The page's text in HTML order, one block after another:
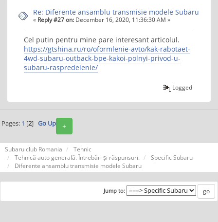
Re: Diferente ansamblu transmisie modele Subaru
« Reply #27 on: December 16, 2020, 11:36:30 AM »
Cel putin pentru mine pare interesant articolul.
https://gtshina.ru/ro/oformlenie-avto/kak-rabotaet-
4wd-subaru-outback-bpe-kakoi-polnyi-privod-u-
subaru-raspredelenie/
Logged
+
Pages: 1 [2] Go Up
Subaru club Romania
Tehnic
Tehnicã auto generalã. Întrebãri și rãspunsuri.
Specific Subaru
Diferente ansamblu transmisie modele Subaru
Jump to: